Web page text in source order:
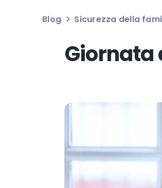
Blog Sicurezza della
Giornata